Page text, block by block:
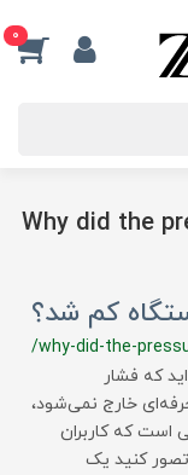
0
Why did the
کم شد؟
/why-did-the-
که فشار
خارج نمی‌شود،
است که کاربران
کنید یک